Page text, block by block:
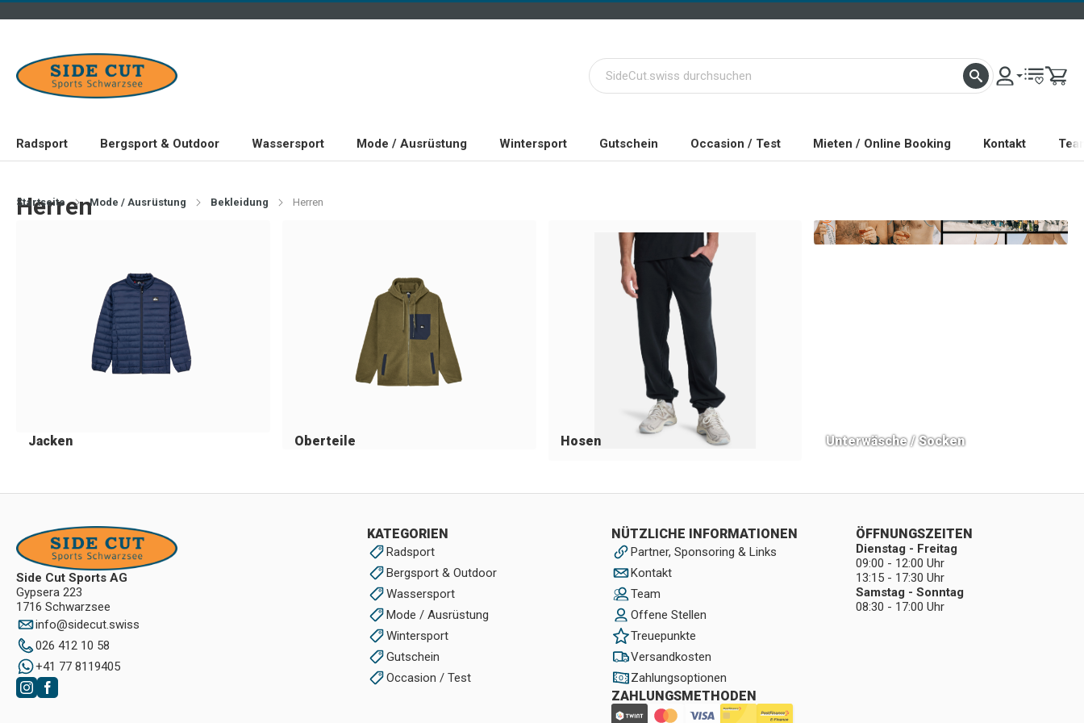
Radsport Bergsport & Outdoor Wassersport Mode / Ausrüstung Wintersport Gutschein Occasion / Test Mieten / Online Booking Kontakt
Startseite Mode / Ausrüstung Bekleidung Herren
Herren
Jacken Oberteile Hosen Unterwäsche / Socken
Side Cut Sports AG
Gypsera 223
1716 Schwarzsee
info@sidecut.swiss
026 412 10 58
+41 77 8119405
KATEGORIEN
Radsport
Bergsport & Outdoor
Wassersport
Mode / Ausrüstung
Wintersport
Gutschein
Occasion / Test
NÜTZLICHE INFORMATIONEN
Partner, Sponsoring & Links
Kontakt
Team
Offene Stellen
Treuepunkte
Versandkosten
Zahlungsoptionen
ZAHLUNGSMETHODEN
ÖFFNUNGSZEITEN
Dienstag - Freitag
09:00 - 12:00 Uhr
13:15 - 17:30 Uhr
Samstag - Sonntag
08:30 - 17:00 Uhr